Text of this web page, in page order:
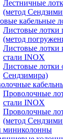
Лестничные
(метод
кабельные
Листовые лотки
(метод
Листовые лотки
стали INOX
Листовые лотки
Сендзимира)
Проволочные
стали INOX
Проволочные
(метод
миниколонны